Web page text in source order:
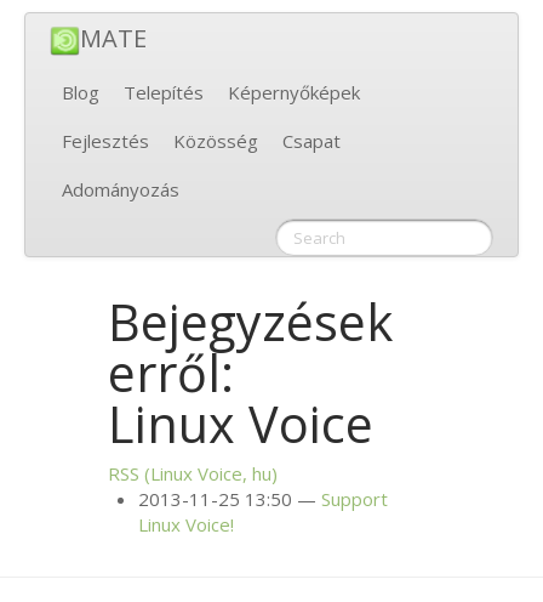
MATE
Blog Telepítés
Képernyőképek
Fejlesztés
Közösség
Csapat
Adományozás
Bejegyzések
erről:
Linux Voice
RSS (Linux Voice, hu)
2013-11-25 13:50
Support
Linux Voice!